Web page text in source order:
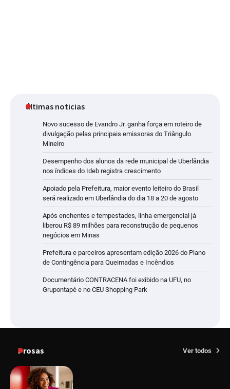
últimas noticias
Novo sucesso de Evandro Jr. ganha força em roteiro de
divulgação pelas principais emissoras do Triângulo
Mineiro
Desempenho dos alunos da rede municipal de Uberlândia
nos índices do Ideb registra crescimento
Apoiado pela Prefeitura, maior evento leiteiro do Brasil
será realizado em Uberlândia do dia 18 a 20 de agosto
Após enchentes e tempestades, linha emergencial já
liberou R$ 89 milhões para reconstrução de pequenos
negócios em Minas
Prefeitura e parceiros apresentam edição 2026 do Plano
de Contingência para Queimadas e Incêndios
Documentário CONTRACENA foi exibido na UFU, no
Grupontapé e no CEU Shopping Park
Prosas Ver todos